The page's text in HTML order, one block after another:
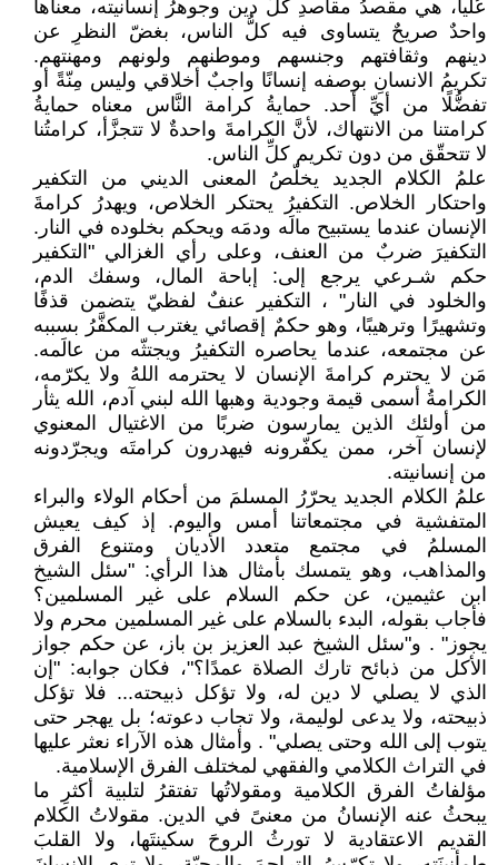
عُليا، هي مقصدُ مقاصدِ كلّ دين وجوهرُ إنسانيته، معناها
واحدٌ صريحٌ يتساوى فيه كلُّ الناس، بغضّ النظرِ عن
دينهم وثقافتهم وجنسهم وموطنهم ولونهم ومهنتهم.
تكريمُ الانسانِ بوصفه إنسانًا واجبٌ أخلاقي وليس مِنّةً أو
تفضُّلًا من أيِّ أحد. حمايةُ كرامة النَّاس معناه حمايةُ
كرامتنا من الانتهاك، لأنَّ الكرامةَ واحدةٌ لا تتجزَّأ، كرامتُنا
لا تتحقّق من دون تكريم كلِّ الناس.
علمُ الكلام الجديد يخلّصُ المعنى الديني من التكفير
واحتكار الخلاص. التكفيرُ يحتكر الخلاص، ويهدرُ كرامةَ
الإنسان عندما يستبيح مالَه ودمَه ويحكم بخلوده في النار.
التكفيرَ ضربٌ من العنف، وعلى رأي الغزالي "التكفير
حكم شـرعي يرجع إلى: إباحة المال، وسفك الدم،
والخلود في النار" ، التكفير عنفٌ لفظيّ يتضمن قذفًا
وتشهيرًا وترهيبًا، وهو حكمٌ إقصائي يغترب المكفَّرُ بسببه
عن مجتمعه، عندما يحاصره التكفيرُ ويجتثّه من عالَمه.
مَن لا يحترم كرامةَ الإنسان لا يحترمه اللهُ ولا يكرّمه،
الكرامةُ أسمى قيمة وجودية وهبها الله لبني آدم، الله يثأر
من أولئك الذين يمارسون ضربًا من الاغتيال المعنوي
لإنسان آخر، ممن يكفّرونه فيهدرون كرامتَه ويجرّدونه
من إنسانيته.
علمُ الكلام الجديد يحرّرُ المسلمَ من أحكام الولاء والبراء
المتفشية في مجتمعاتنا أمس واليوم. إذ كيف يعيش
المسلمُ في مجتمع متعدد الأديان ومتنوع الفرق
والمذاهب، وهو يتمسك بأمثال هذا الرأي: "سئل الشيخ
ابن عثيمين، عن حكم السلام على غير المسلمين؟
فأجاب بقوله، البدء بالسلام على غير المسلمين محرم ولا
يجوز" . و"سئل الشيخ عبد العزيز بن باز، عن حكم جواز
الأكل من ذبائح تارك الصلاة عمدًا؟"، فكان جوابه: "إن
الذي لا يصلي لا دين له، ولا تؤكل ذبيحته... فلا تؤكل
ذبيحته، ولا يدعى لوليمة، ولا تجاب دعوته؛ بل يهجر حتى
يتوب إلى الله وحتى يصلي" . وأمثال هذه الآراء نعثر عليها
في التراث الكلامي والفقهي لمختلف الفرق الإسلامية.
مؤلفاتُ الفرق الكلامية ومقولاتُها تفتقرُ لتلبية أكثرِ ما
يبحثُ عنه الإنسانُ من معنىً في الدين. مقولاتُ الكلام
القديم الاعتقادية لا تورثُ الروحَ سكينتَها، ولا القلبَ